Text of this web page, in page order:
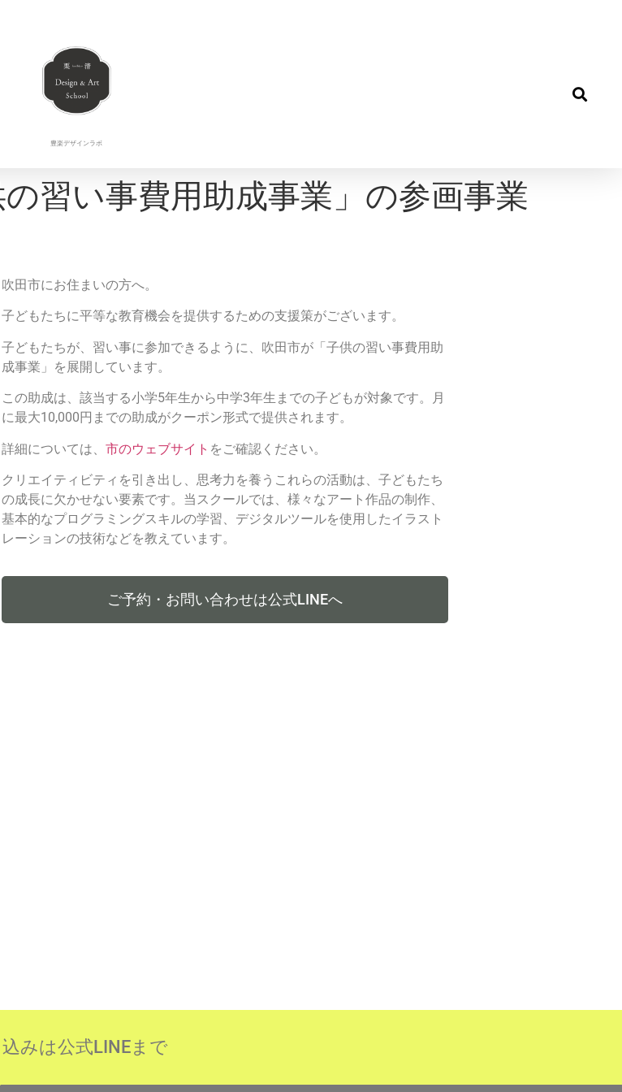
豊楽デザインラボ
習い事費用助成事業」の参画事業
吹田市にお住まいの方へ。
子どもたちに平等な教育機会を提供するための支援策がございます。
子どもたちが、習い事に参加できるように、吹田市が「子供の習い事費用助
成事業」を展開しています。
この助成は、該当する小学5年生から中学3年生までの子どもが対象です。月
に最大10,000円までの助成がクーポン形式で提供されます。
詳細については、 市のウェブサイト をご確認ください。
クリエイティビティを引き出し、思考力を養うこれらの活動は、子どもたち
の成長に欠かせない要素です。当スクールでは、様々なアート作品の制作、
基本的なプログラミングスキルの学習、デジタルツールを使用したイラスト
レーションの技術などを教えています。
ご予約・お問い合わせは公式LINEへ
みは公式LINEまで